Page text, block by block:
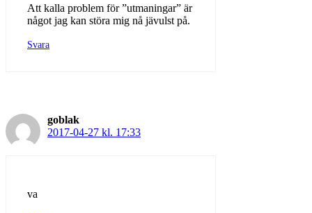
Att kalla problem för ”utmaningar” är
något jag kan störa mig nå jävulst på.
Svara
goblak
2017-04-27 kl. 17:33
va